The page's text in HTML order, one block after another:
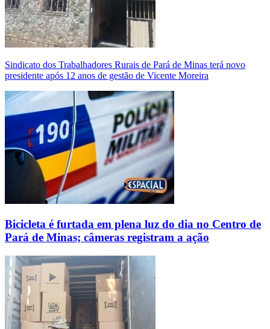
Sindicato dos Trabalhadores Rurais de Pará de Minas terá novo
presidente após 12 anos de gestão de Vicente Moreira
Bicicleta é furtada em plena luz do dia no Centro de
Pará de Minas; câmeras registram a ação